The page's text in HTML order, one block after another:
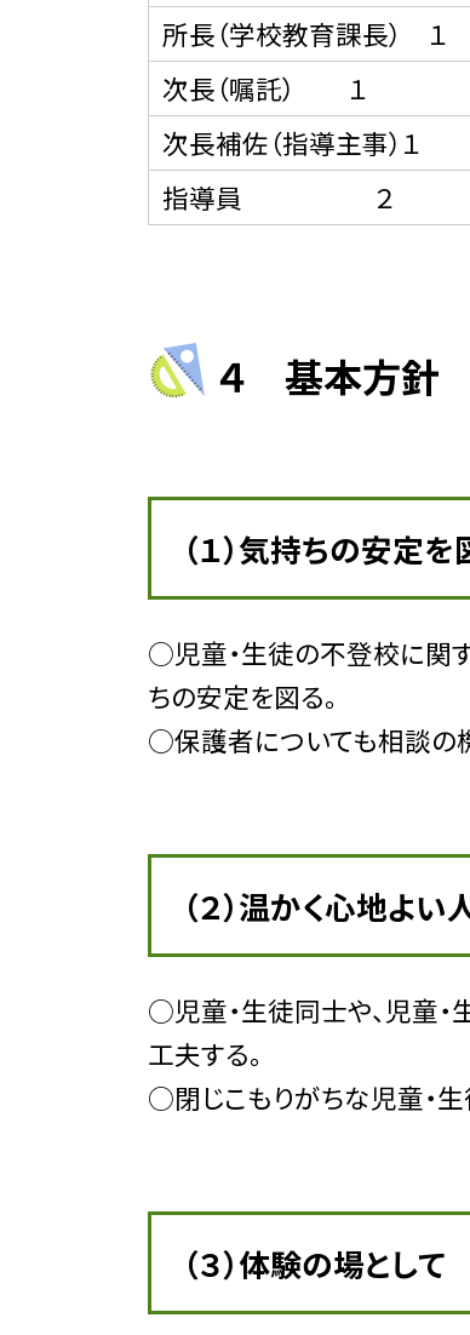
所長（学校教育課長） １
次長（嘱託） １
次長補佐（指導主事）１
指導員 ２
４ 基本方針
（１）気持ちの安定
○児童・生徒の不登校に関
ちの安定を図る。
○保護者についても相談の機
（２）温かく心地よ
○児童・生徒同士や、児童
工夫する。
○閉じこもりがちな児童・生
（３）体験の場として